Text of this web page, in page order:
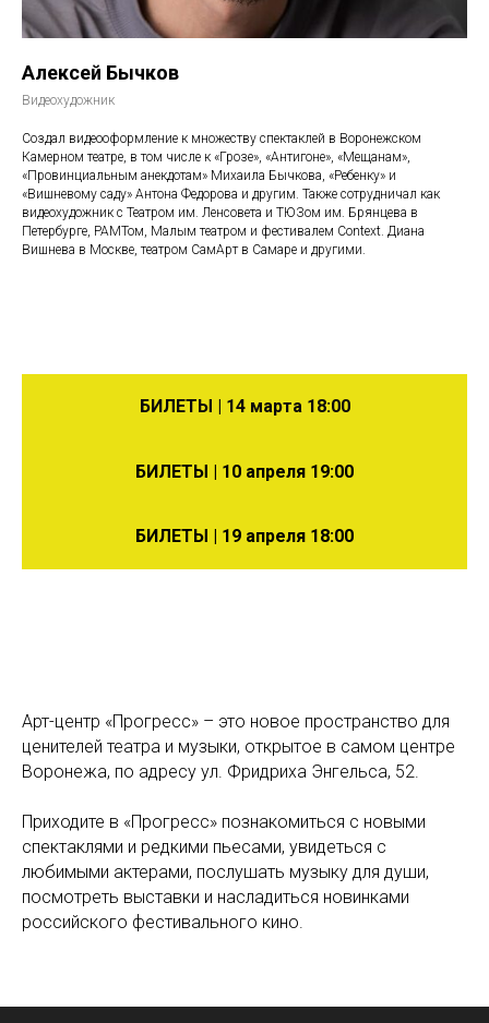
Алексей Бычков
Видеохудожник
Создал видеооформление к множеству спектаклей в Воронежском
Камерном театре, в том числе к «Грозе», «Антигоне», «Мещанам»,
«Провинциальным анекдотам» Михаила Бычкова, «Ребенку» и
«Вишневому саду» Антона Федорова и другим. Также сотрудничал как
видеохудожник с Театром им. Ленсовета и ТЮЗом им. Брянцева в
Петербурге, РАМТом, Малым театром и фестивалем Context. Диана
Вишнева в Москве, театром СамАрт в Самаре и другими.
БИЛЕТЫ | 14 марта 18:00
БИЛЕТЫ | 10 апреля 19:00
БИЛЕТЫ | 19 апреля 18:00
Арт-центр «Прогресс» – это новое пространство для
ценителей театра и музыки, открытое в самом центре
Воронежа, по адресу ул. Фридриха Энгельса, 52.
Приходите в «Прогресс» познакомиться с новыми
спектаклями и редкими пьесами, увидеться с
любимыми актерами, послушать музыку для души,
посмотреть выставки и насладиться новинками
российского фестивального кино.